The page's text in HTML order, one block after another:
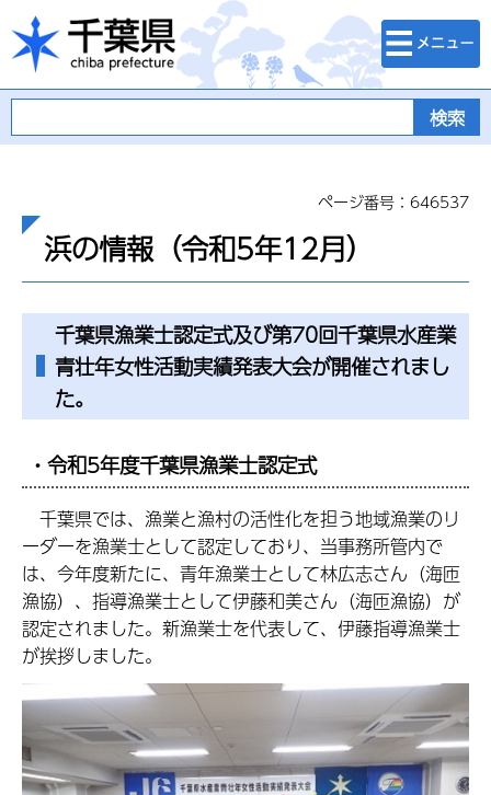
千葉県
検索・メニュ
ー
ページ番号：646537
浜の情報（令和5年12月）
千葉県漁業士認定式及び第70回千葉県水産業
青壮年女性活動実績発表大会が開催されまし
た。
・令和5年度千葉県漁業士認定式
千葉県では、漁業と漁村の活性化を担う地域漁業のリ
ーダーを漁業士として認定しており、当事務所管内で
は、今年度新たに、青年漁業士として林広志さん（海匝
漁協）、指導漁業士として伊藤和美さん（海匝漁協）が
認定されました。新漁業士を代表して、伊藤指導漁業士
が挨拶しました。